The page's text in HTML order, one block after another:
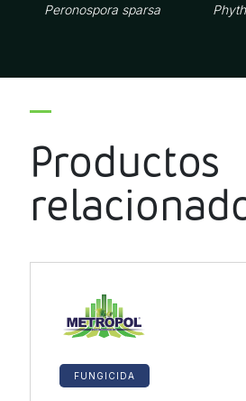
Peronospora sparsa
Productos
FUNGICIDA